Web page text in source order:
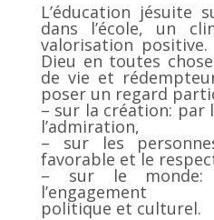
L’éducation jésuite
dans l’école, un
valorisation
Dieu en toutes
de vie et
poser un regard
– sur la création:
l’admiration,
– sur les
favorable et le
– sur le monde:
l’engagement
politique et culturel.